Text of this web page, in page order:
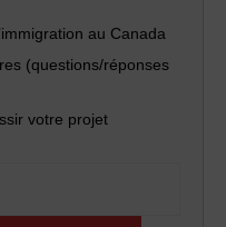
au Canada
(questions/réponses
votre projet